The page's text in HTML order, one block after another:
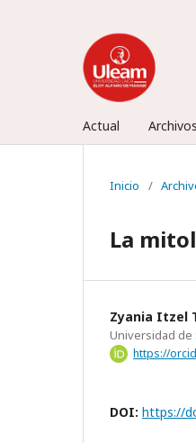
Actual Archivos
Inicio /
La
Zyania Itzel
Universidad de
https://
DOI: https://